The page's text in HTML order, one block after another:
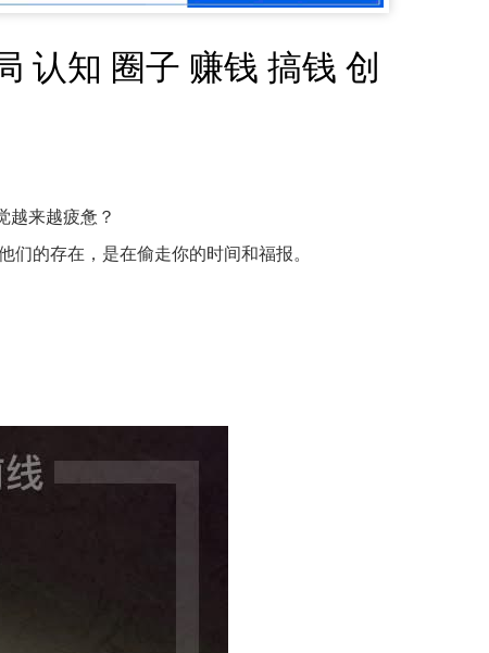
认知 圈子 赚钱 搞钱 创
越来越疲惫？
的存在，是在偷走你的时间和福报。